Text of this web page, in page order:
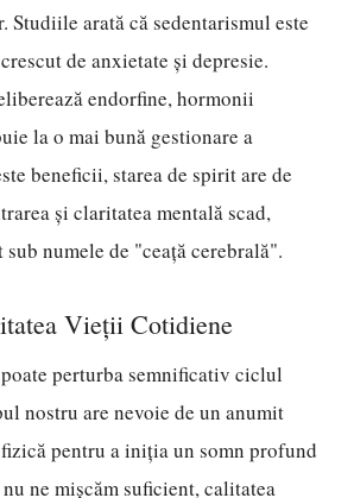
Studiile arată că sedentarismul este
de anxietate și depresie.
endorfine, hormonii
la o mai bună gestionare a
beneficii, starea de spirit are de
și claritatea mentală scad,
numele de "ceață cerebrală".
Vieții Cotidiene
perturba semnificativ ciclul
nostru are nevoie de un anumit
pentru a iniția un somn profund
ne mișcăm suficient, calitatea